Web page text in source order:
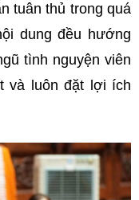
tuân thủ trong quá
dung đều hướng
tình nguyện viên
và luôn đặt lợi ích